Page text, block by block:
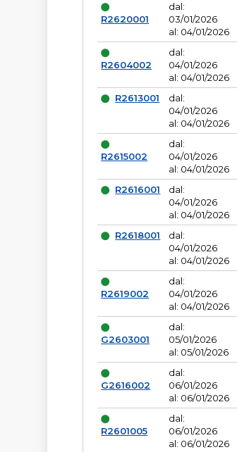
R2620001
dal:
03/01/2026
al: 04/01/2026
R2604002
dal:
04/01/2026
al: 04/01/2026
R2613001
dal:
04/01/2026
al: 04/01/2026
R2615002
dal:
04/01/2026
al: 04/01/2026
R2616001
dal:
04/01/2026
al: 04/01/2026
R2618001
dal:
04/01/2026
al: 04/01/2026
R2619002
dal:
04/01/2026
al: 04/01/2026
G2603001
dal:
05/01/2026
al: 05/01/2026
G2616002
dal:
06/01/2026
al: 06/01/2026
R2601005
dal:
06/01/2026
al: 06/01/2026